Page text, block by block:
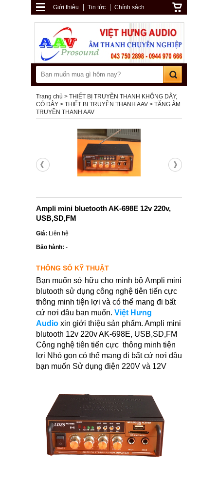
Giới thiệu Tin tức Chính sách
Trang chủ
THIẾT BỊ TRUYỀN THANH KHÔNG DÂY,
CÓ DÂY
THIẾT BỊ TRUYỀN THANH AAV
TĂNG ÂM
TRUYỀN THANH AAV
Ampli mini bluetooth AK-698E 12v 220v,
USB,SD,FM
Giá: Liên hệ
Bảo hành: -
THÔNG SỐ KỸ THUẬT
Bạn muốn sở hữu cho mình bộ Ampli mini
blutooth sử dụng công nghệ tiên tiến cực
thông minh tiện lợi và có thể mang đi bất
cứ nơi đâu bạn muốn. Việt Hưng
Audio xin giới thiệu sản phẩm. Ampli mini
blutooth 12v 220v AK-698E, USB,SD,FM
Công nghệ tiên tiến cực thông minh tiện
lợi Nhỏ gọn có thể mang đi bất cứ nơi đâu
bạn muốn Sử dụng điện 220V và 12V